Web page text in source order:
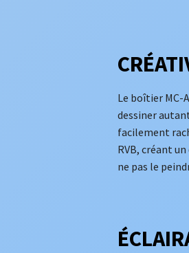
Le boîtier MC-
dessiner
facilement
RVB, créant
ne pas le